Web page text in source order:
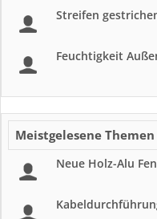
Streifen
Feuchtigkeit
Meistgelesene Themen
Neue Holz-Alu